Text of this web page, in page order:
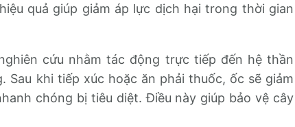
quả giúp giảm áp lực dịch hại trong thời gian
cứu nhằm tác động trực tiếp đến hệ thần
Sau khi tiếp xúc hoặc ăn phải thuốc, ốc sẽ giảm
chóng bị tiêu diệt. Điều này giúp bảo vệ cây